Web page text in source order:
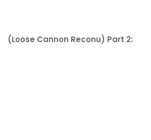
(Loose Cannon Reconu) Part 2: